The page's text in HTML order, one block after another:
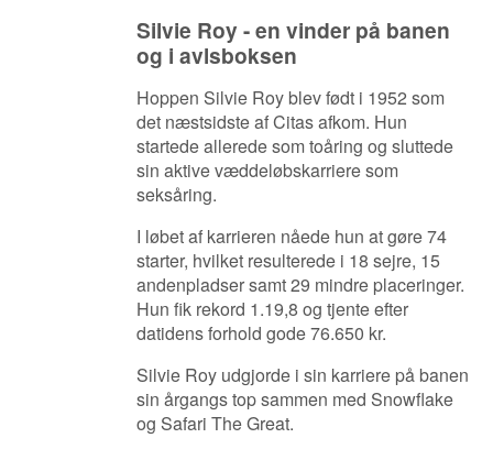
Silvie Roy - en vinder på banen
og i avlsboksen
Hoppen Silvie Roy blev født i 1952 som
det næstsidste af Citas afkom. Hun
startede allerede som toåring og sluttede
sin aktive væddeløbskarriere som
seksåring.
I løbet af karrieren nåede hun at gøre 74
starter, hvilket resulterede i 18 sejre, 15
andenpladser samt 29 mindre placeringer.
Hun fik rekord 1.19,8 og tjente efter
datidens forhold gode 76.650 kr.
Silvie Roy udgjorde i sin karriere på banen
sin årgangs top sammen med Snowflake
og Safari The Great.